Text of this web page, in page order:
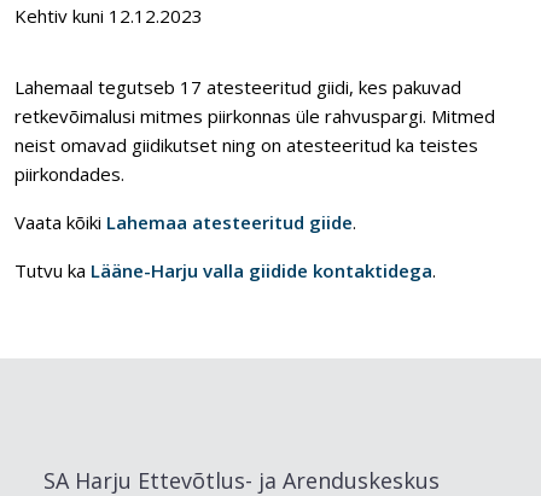
Kehtiv kuni 12.12.2023
Lahemaal tegutseb 17 atesteeritud giidi, kes pakuvad
retkevõimalusi mitmes piirkonnas üle rahvuspargi. Mitmed
neist omavad giidikutset ning on atesteeritud ka teistes
piirkondades.
Vaata kõiki Lahemaa atesteeritud giide.
Tutvu ka Lääne-Harju valla giidide kontaktidega.
SA Harju Ettevõtlus- ja Arenduskeskus